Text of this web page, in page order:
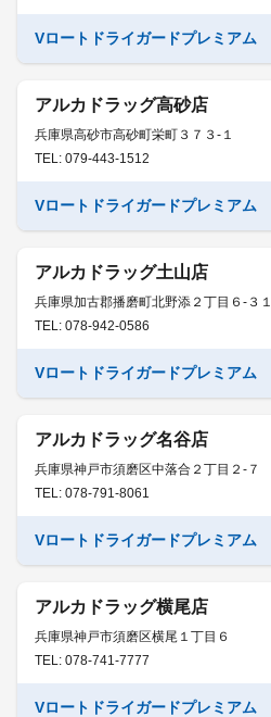
Vロートドライガードプレミアム
アルカドラッグ高砂店
兵庫県高砂市高砂町栄町３７３-１
TEL: 079-443-1512
Vロートドライガードプレミアム
アルカドラッグ土山店
兵庫県加古郡播磨町北野添２丁目６-３１
TEL: 078-942-0586
Vロートドライガードプレミアム
アルカドラッグ名谷店
兵庫県神戸市須磨区中落合２丁目２-７
TEL: 078-791-8061
Vロートドライガードプレミアム
アルカドラッグ横尾店
兵庫県神戸市須磨区横尾１丁目６
TEL: 078-741-7777
Vロートドライガードプレミアム